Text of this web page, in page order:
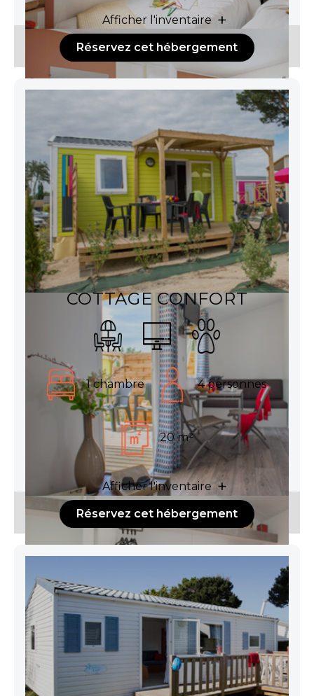
Afficher l'inventaire
Réservez cet hébergement
COTTAGE CONFORT
1 chambre 4 personnes
20 m²
Afficher l'inventaire
Réservez cet hébergement